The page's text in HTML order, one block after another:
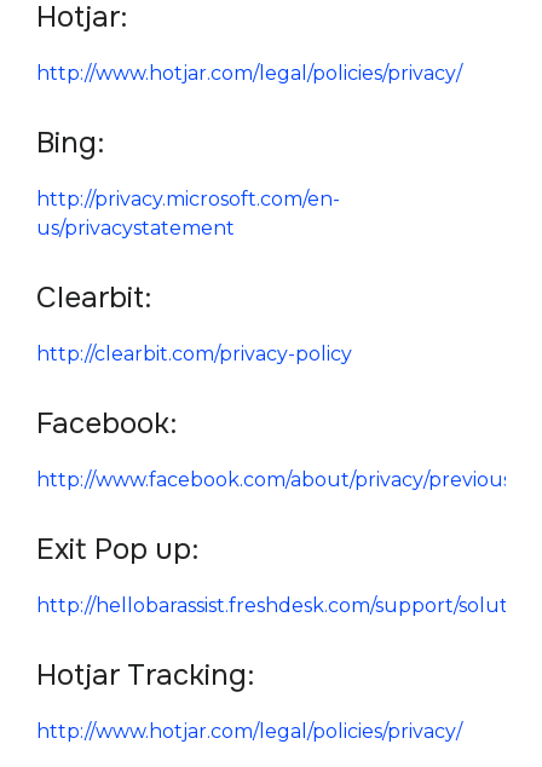
Hotjar:
http://www.hotjar.com/legal/policies/privacy/
Bing:
http://privacy.microsoft.com/en-
us/privacystatement
Clearbit:
http://clearbit.com/privacy-policy
Facebook:
http://www.facebook.com/about/privacy/previous
Exit Pop up:
http://hellobarassist.freshdesk.com/support/
Hotjar Tracking:
http://www.hotjar.com/legal/policies/privacy/